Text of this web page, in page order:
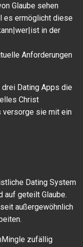
Glaube sehen
es ermöglicht diese
in der
Anforderungen
Dating Apps die
Christ
versorge sie mit ein
Dating System
auf geteilt Glaube.
außergewöhnlich
zufällig